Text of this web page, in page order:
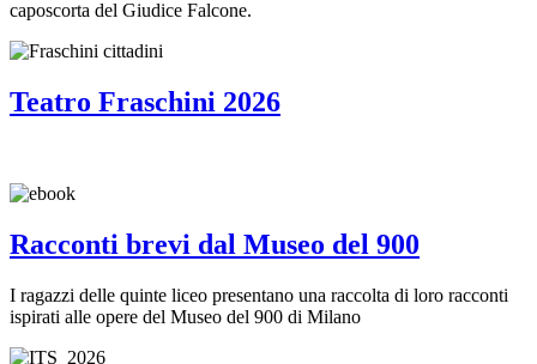
caposcorta del Giudice Falcone.
Teatro Fraschini 2026
Racconti brevi dal Museo del 900
I ragazzi delle quinte liceo presentano una raccolta di loro racconti
ispirati alle opere del Museo del 900 di Milano